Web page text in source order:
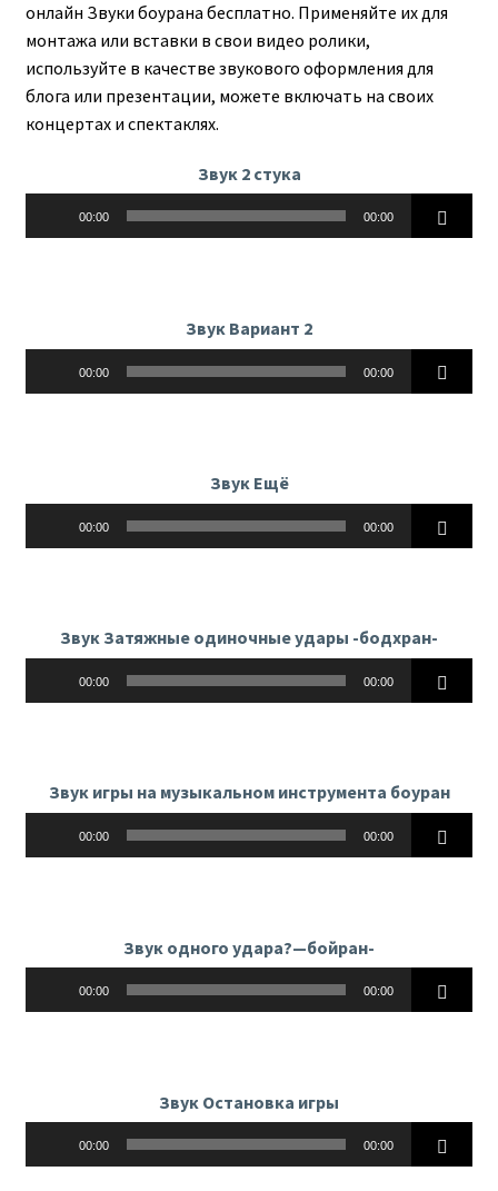
онлайн Звуки боурана бесплатно. Применяйте их для
монтажа или вставки в свои видео ролики,
используйте в качестве звукового оформления для
блога или презентации, можете включать на своих
концертах и спектаклях.
Звук 2 стука
00:00 00:00
Звук Вариант 2
00:00 00:00
Звук Ещё
00:00 00:00
Звук Затяжные одиночные удары -бодхран-
00:00 00:00
Звук игры на музыкальном инструмента боуран
00:00 00:00
Звук одного удара?—бойран-
00:00 00:00
Звук Остановка игры
00:00 00:00